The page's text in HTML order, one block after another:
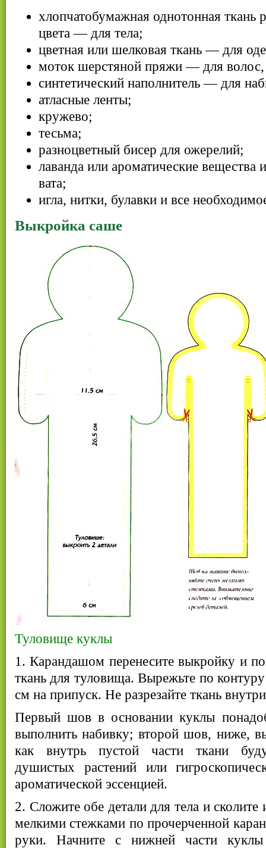
хлопчатобумажная однотонная ткань
цвета — для тела;
цветная или шелковая ткань — для
моток шерстяной пряжи — для волос,
синтетический наполнитель — для
атласные ленты;
кружево;
тесьма;
разноцветный бисер для ожерелий;
лаванда или ароматические вещества
вата;
игла, нитки, булавки и все
Выкройка саше
Туловище куклы
1. Карандашом перенесите выкройку и
ткань для туловища. Вырежьте по
см на припуск. Не разрезайте ткань
Первый шов в основании куклы
выполнить набивку; второй шов, ниже,
как внутрь пустой части ткани
душистых растений или
ароматической эссенцией.
2. Сложите обе детали для тела и сколите
мелкими стежками по прочерченной
руки. Начните с нижней части